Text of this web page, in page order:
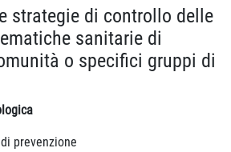
strategie di controllo delle
sanitarie di
o specifici gruppi di
prevenzione